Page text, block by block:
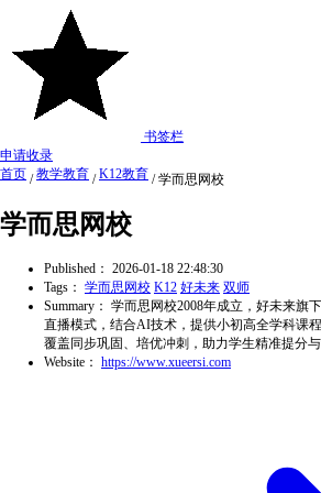
书签栏
申请收录
首页 / 教学教育 / K12教育 / 学而思网校
学而思网校
Published： 2026-01-18 22:48:30
Tags： 学而思网校 K12 好未来 双师
Summary： 学而思网校2008年成立，好未来旗
直播模式，结合AI技术，提供小初高全学科课
覆盖同步巩固、培优冲刺，助力学生精准提分与
Website： https://www.xueersi.com